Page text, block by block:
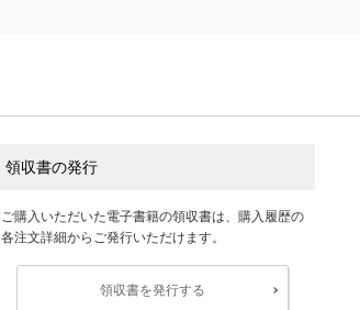
領収書の発行
ご購入いただいた電子書籍の領収書は、購入履歴の
各注文詳細からご発行いただけます。
領収書を発行する